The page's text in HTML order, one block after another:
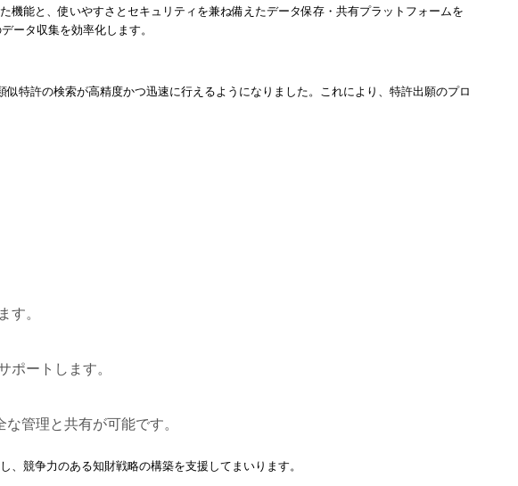
機能と、使いやすさとセキュリティを兼ね備えたデータ保存・共有プラットフォームを
ータ収集を効率化します。
特許の検索が高精度かつ迅速に行えるようになりました。これにより、特許出願のプロ
。
ートします。
管理と共有が可能です。
競争力のある知財戦略の構築を支援してまいります。